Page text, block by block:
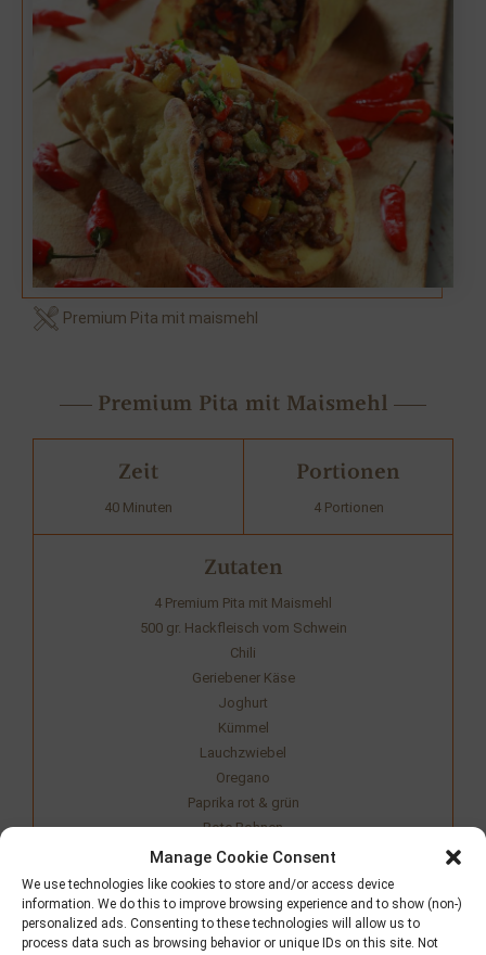
Manage Cookie Consent
We use technologies like cookies to store and/or access device
information. We do this to improve browsing experience and to show (non-)
personalized ads. Consenting to these technologies will allow us to
process data such as browsing behavior or unique IDs on this site. Not
Premium Pita mit maismehl
Premium Pita mit Maismehl
Zeit
40 Minuten
Portionen
4 Portionen
Zutaten
4 Premium Pita mit Maismehl
500 gr. Hackfleisch vom Schwein
Chili
Geriebener Käse
Joghurt
Kümmel
Lauchzwiebel
Oregano
Paprika rot & grün
Rote Bohnen
Salz & Pfeffer
Tomaten
Rezept teilen